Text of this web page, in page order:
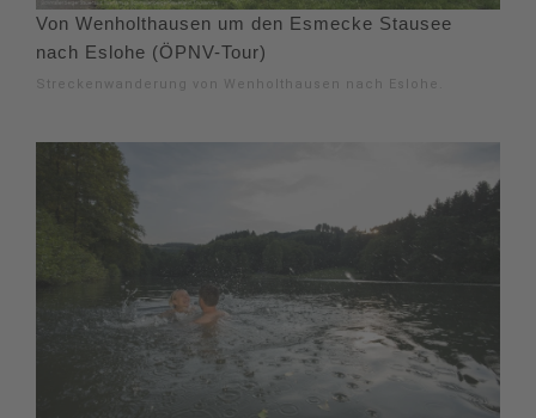
Von Wenholthausen um den Esmecke Stausee
nach Eslohe (ÖPNV-Tour)
Streckenwanderung von Wenholthausen nach Eslohe.